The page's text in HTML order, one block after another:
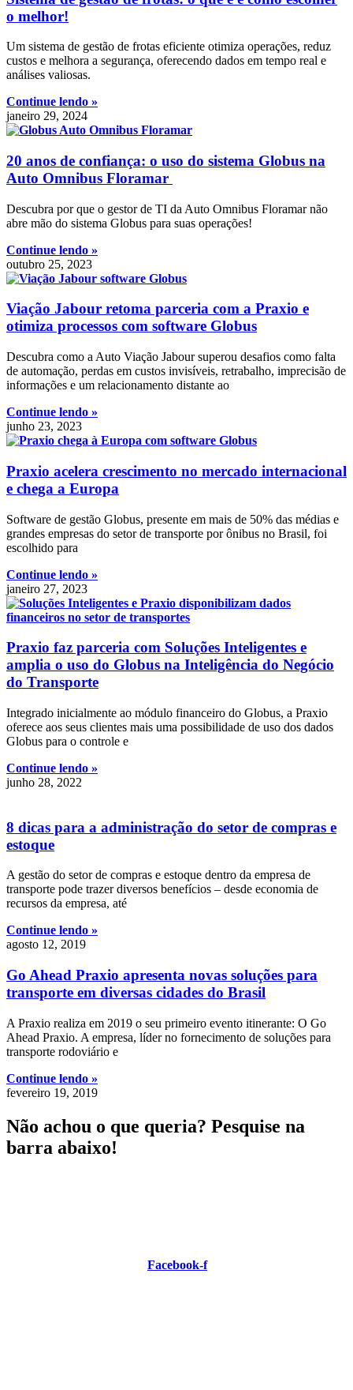
o melhor!
Um sistema de gestão de frotas eficiente otimiza operações, reduz
custos e melhora a segurança, oferecendo dados em tempo real e
análises valiosas.
Continue lendo »
janeiro 29, 2024
20 anos de confiança: o uso do sistema Globus na
Auto Omnibus Floramar
Descubra por que o gestor de TI da Auto Omnibus Floramar não
abre mão do sistema Globus para suas operações!
Continue lendo »
outubro 25, 2023
Viação Jabour retoma parceria com a Praxio e
otimiza processos com software Globus
Descubra como a Auto Viação Jabour superou desafios como falta
de automação, perdas em custos invisíveis, retrabalho, imprecisão de
informações e um relacionamento distante ao
Continue lendo »
junho 23, 2023
Praxio acelera crescimento no mercado internacional
e chega a Europa
Software de gestão Globus, presente em mais de 50% das médias e
grandes empresas do setor de transporte por ônibus no Brasil, foi
escolhido para
Continue lendo »
janeiro 27, 2023
Praxio faz parceria com Soluções Inteligentes e
amplia o uso do Globus na Inteligência do Negócio
do Transporte
Integrado inicialmente ao módulo financeiro do Globus, a Praxio
oferece aos seus clientes mais uma possibilidade de uso dos dados
Globus para o controle e
Continue lendo »
junho 28, 2022
8 dicas para a administração do setor de compras e
estoque
A gestão do setor de compras e estoque dentro da empresa de
transporte pode trazer diversos benefícios – desde economia de
recursos da empresa, até
Continue lendo »
agosto 12, 2019
Go Ahead Praxio apresenta novas soluções para
transporte em diversas cidades do Brasil
A Praxio realiza em 2019 o seu primeiro evento itinerante: O Go
Ahead Praxio. A empresa, líder no fornecimento de soluções para
transporte rodoviário e
Continue lendo »
fevereiro 19, 2019
Não achou o que queria? Pesquise na
barra abaixo!
Facebook-f